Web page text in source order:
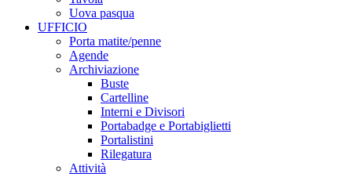
Uova pasqua
UFFICIO
Porta matite/penne
Agende
Archiviazione
Buste
Cartelline
Interni e Divisori
Portabadge e Portabiglietti
Portalistini
Rilegatura
Attività